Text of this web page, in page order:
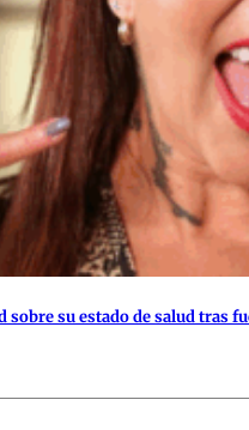
sobre su estado de salud tras